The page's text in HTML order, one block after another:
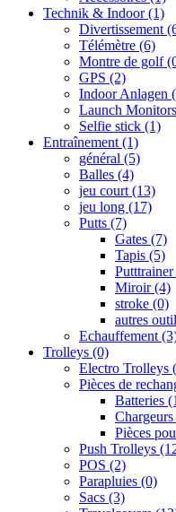
Technik & Indoor(1)
Divertissement
Télémètre (6)
Montre de golf
GPS (2)
Indoor Anlagen
Launch Monitors
Selfie stick (1)
Entraînement (1)
général (5)
Balles (4)
jeu court (13)
jeu long (17)
Putts (7)
Gates (7)
Tapis (5)
Putttrainer
Miroir(4)
stroke (0)
autres
Echauffement
Trolleys (0)
Electro Trolleys
Pièces de
Batteries
Chargeurs
Pièces
Push Trolleys
POS (2)
Parapluies (0)
Sacs (3)